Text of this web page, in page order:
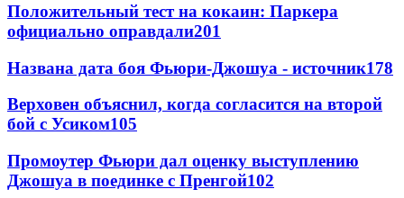
Положительный тест на кокаин: Паркера
официально оправдали201
Названа дата боя Фьюри-Джошуа - источник178
Верховен объяснил, когда согласится на второй
бой с Усиком105
Промоутер Фьюри дал оценку выступлению
Джошуа в поединке с Пренгой102